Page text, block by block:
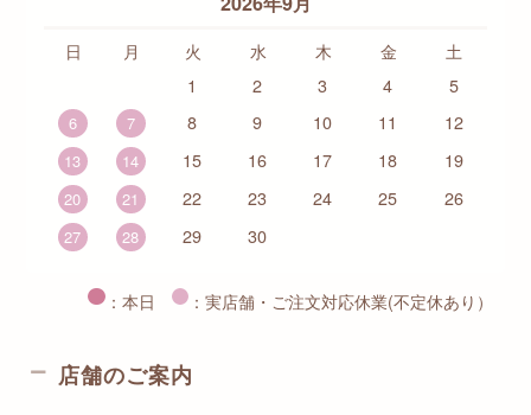
日 月 火 水 木 金
土
1
2 3 4 5
6 7 8 9 10 11 12
13 14 15 16 17 18 19
20 21 22 23 24 25 26
27 28 29 30
：本日 ：実店舗・ご注文対応休業(不定休あり）
店舗のご案内